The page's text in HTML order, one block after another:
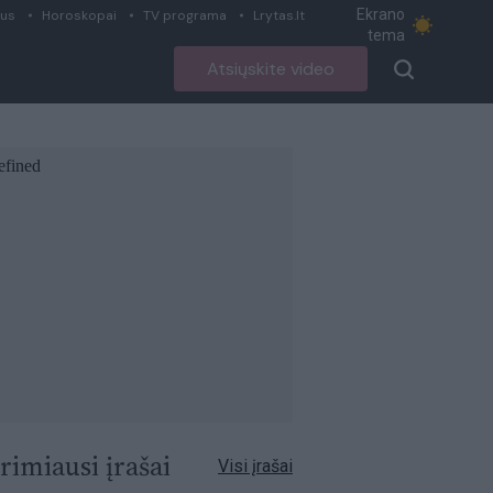
Horoskopai TV programa Lrytas.lt
Ekrano
tema
Atsiųskite video
įrašai Visi įrašai